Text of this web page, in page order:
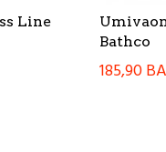
Line
Bathco
185,90